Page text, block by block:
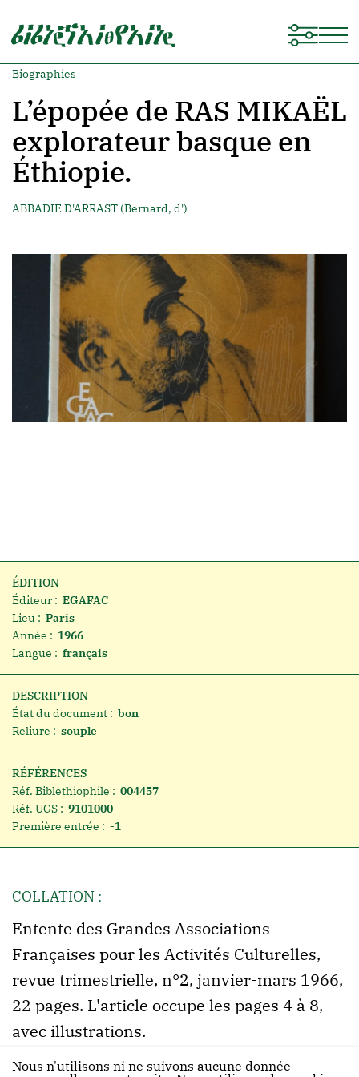
Biographies
L’épopée de RAS MIKAËL
explorateur basque en
Éthiopie.
ABBADIE D'ARRAST (Bernard, d')
ÉDITION
Éditeur : EGAFAC
Lieu : Paris
Année : 1966
Langue : français
DESCRIPTION
État du document : bon
Reliure : souple
RÉFÉRENCES
Réf. Biblethiophile : 004457
Réf. UGS : 9101000
Première entrée : -1
COLLATION :
Entente des Grandes Associations
Françaises pour les Activités Culturelles,
revue trimestrielle, n°2, janvier-mars 1966,
22 pages. L'article occupe les pages 4 à 8,
avec illustrations.
Nous n'utilisons ni ne suivons aucune donnée